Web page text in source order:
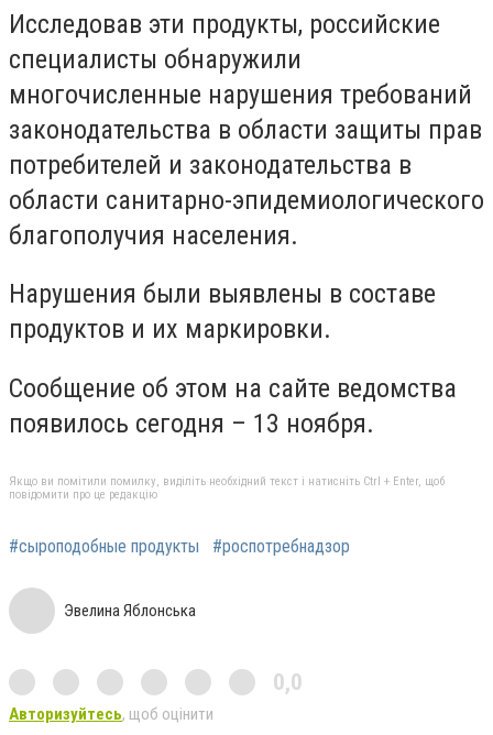
Исследовав эти продукты, российские
специалисты обнаружили
многочисленные нарушения требований
законодательства в области защиты прав
потребителей и законодательства в
области санитарно-эпидемиологического
благополучия населения.
Нарушения были выявлены в составе
продуктов и их маркировки.
Сообщение об этом на сайте ведомства
появилось сегодня – 13 ноября.
Якщо ви помітили помилку, виділіть необхідний текст і натисніть Ctrl + Enter, щоб
повідомити про це редакцію
#сыроподобные продукты #роспотребнадзор
Эвелина Яблонська
0,0
Авторизуйтесь, щоб оцінити